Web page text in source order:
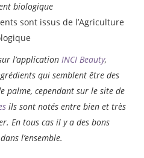
biologique
sont issus de l’Agriculture
l’application INCI Beauty,
qui semblent être des
palme, cependant sur le site de
ils sont notés entre bien et très
En tous cas il y a des bons
l’ensemble.